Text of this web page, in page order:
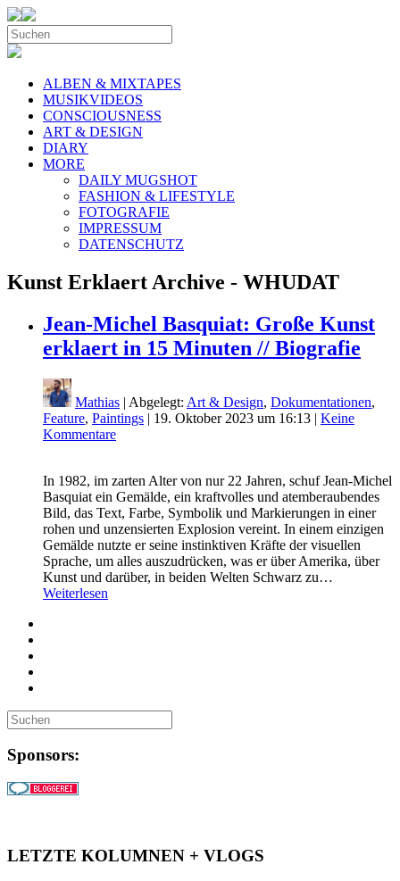
ALBEN & MIXTAPES
MUSIKVIDEOS
CONSCIOUSNESS
ART & DESIGN
DIARY
MORE
DAILY MUGSHOT
FASHION & LIFESTYLE
FOTOGRAFIE
IMPRESSUM
DATENSCHUTZ
Kunst Erklaert Archive - WHUDAT
Jean-Michel Basquiat: Große Kunst
erklaert in 15 Minuten // Biografie
Mathias | Abgelegt: Art & Design, Dokumentationen,
Feature, Paintings | 19. Oktober 2023 um 16:13 | Keine
Kommentare
In 1982, im zarten Alter von nur 22 Jahren, schuf Jean-Michel
Basquiat ein Gemälde, ein kraftvolles und atemberaubendes
Bild, das Text, Farbe, Symbolik und Markierungen in einer
rohen und unzensierten Explosion vereint. In einem einzigen
Gemälde nutzte er seine instinktiven Kräfte der visuellen
Sprache, um alles auszudrücken, was er über Amerika, über
Kunst und darüber, in beiden Welten Schwarz zu…
Weiterlesen
Sponsors:
LETZTE KOLUMNEN + VLOGS